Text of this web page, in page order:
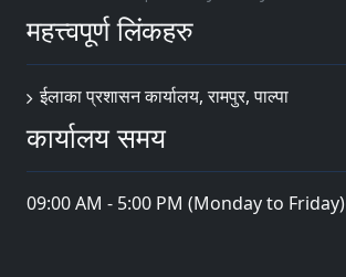
महत्त्वपूर्ण लिंकहरु
ईलाका प्रशासन कार्यालय, रामपुर, पाल्पा
कार्यालय समय
09:00 AM - 5:00 PM (Monday to Friday)